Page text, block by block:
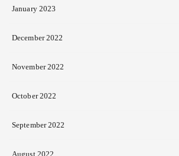
January 2023
December 2022
November 2022
October 2022
September 2022
August 2022